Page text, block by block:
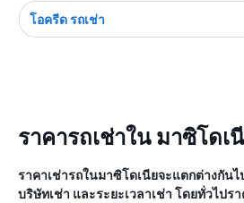
โอครีด รถเช่า
ราคารถเช่าใน มาซิโดเ
ราคาเช่ารถในมาซิโดเนียจะแตกต่างกัน
บริษัทเช่า และระยะเวลาเช่า โดยทั่วไป